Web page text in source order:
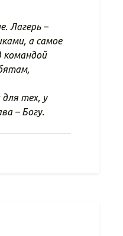
Лагерь –
а самое
командой
тех, у
– Богу.